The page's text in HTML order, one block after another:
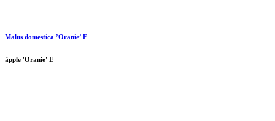
Malus domestica ’Oranie’ E
äpple 'Oranie' E